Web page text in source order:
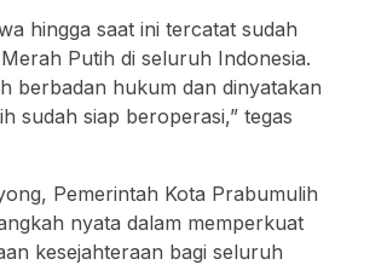
hingga saat ini tercatat sudah
Putih di seluruh Indonesia.
berbadan hukum dan dinyatakan
sudah siap beroperasi,” tegas
Pemerintah Kota Prabumulih
nyata dalam memperkuat
kesejahteraan bagi seluruh